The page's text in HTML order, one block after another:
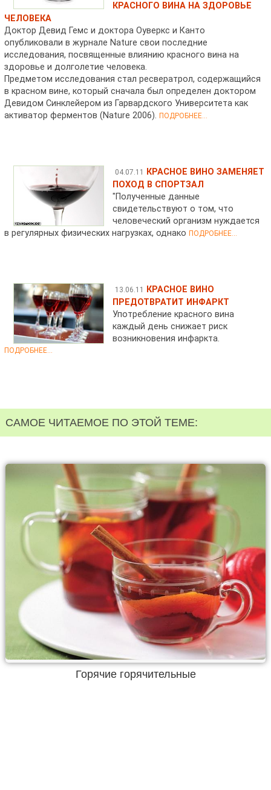
КРАСНОГО ВИНА НА ЗДОРОВЬЕ
ЧЕЛОВЕКА
Доктор Девид Гемс и доктора Оуверкс и Канто
опубликовали в журнале Nature свои последние
исследования, посвященные влиянию красного вина на
здоровье и долголетие человека.
Предметом исследования стал ресвератрол, содержащийся
в красном вине, который сначала был определен доктором
Девидом Синклейером из Гарвардского Университета как
активатор ферментов (Nature 2006).ПОДРОБНЕЕ...
04.07.11
КРАСНОЕ ВИНО ЗАМЕНЯЕТ
ПОХОД В СПОРТЗАЛ
"Полученные данные
свидетельствуют о том, что
человеческий организм нуждается
в регулярных физических нагрузках, однакоПОДРОБНЕЕ...
13.06.11
КРАСНОЕ ВИНО
ПРЕДОТВРАТИТ ИНФАРКТ
Употребление красного вина
каждый день снижает риск
возникновения инфаркта.
ПОДРОБНЕЕ...
САМОЕ ЧИТАЕМОЕ ПО ЭТОЙ ТЕМЕ:
Горячие горячительные